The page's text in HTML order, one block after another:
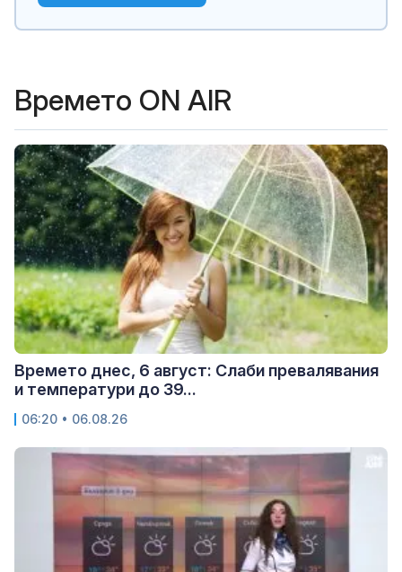
Времето ON AIR
Времето днес, 6 август: Слаби превалявания
и температури до 39...
06:20 • 06.08.26